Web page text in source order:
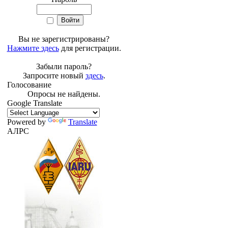
Вы не зарегистрированы?
Нажмите здесьдля регистрации.
Забыли пароль?
Запросите новый здесь.
Голосование
Опросы не найдены.
Google Translate
Powered by
Translate
АЛРС